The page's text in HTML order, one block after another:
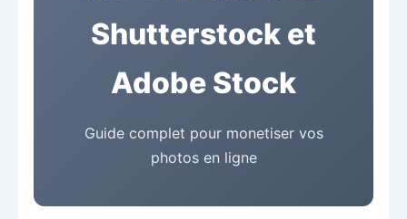
Shutterstock et
Adobe Stock
Guide complet pour monetiser vos
photos en ligne